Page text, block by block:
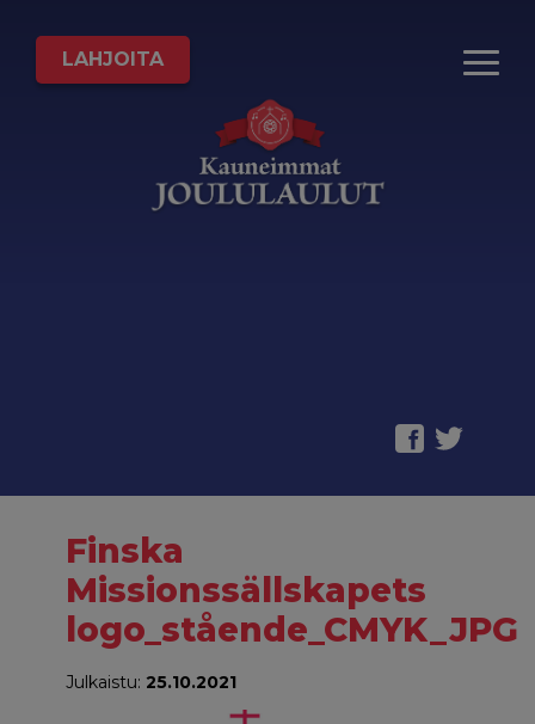
LAHJOITA
Finska
Missionssällskapets
logo_stående_CMYK_JPG
Julkaistu: 25.10.2021